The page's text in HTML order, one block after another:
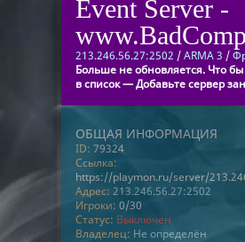
Event Server -
213.246.56.27:2502 /ARMA 3 /
Больше не обновляется. Что
в список — Добавьте сервер
ОБЩАЯ ИНФОРМАЦИЯ
ID: 79324
Ссылка:
https://playmon.ru/server/
Адрес: 213.246.56.27:2502
Игроки: 0/30
Статус: Выключен
Владелец: Не определён